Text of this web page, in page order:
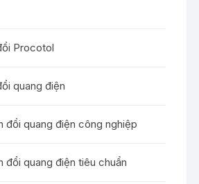
Procotol
quang điện
đổi quang điện công nghiệp
đổi quang điện tiêu chuẩn